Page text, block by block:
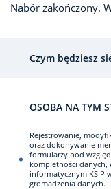
Nabór zakończony.
Czym będziesz
OSOBA NA TYM
Rejestrowanie,
oraz dokonywanie
formularzy pod
kompletności
informatycznym KSIP
gromadzenia danych.